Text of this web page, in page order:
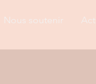
Nous soutenir